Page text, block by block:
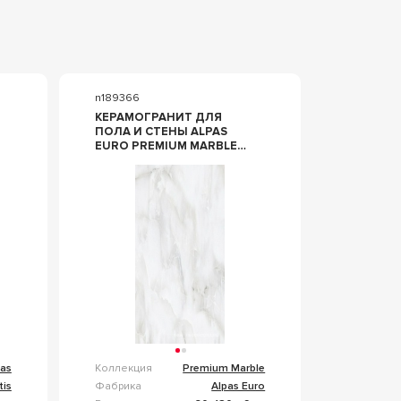
n189366
КЕРАМОГРАНИТ ДЛЯ
ПОЛА И СТЕНЫ ALPAS
EURO PREMIUM MARBLE
N189366
Коллекция
Premium Marble
Фабрика
Alpas Euro